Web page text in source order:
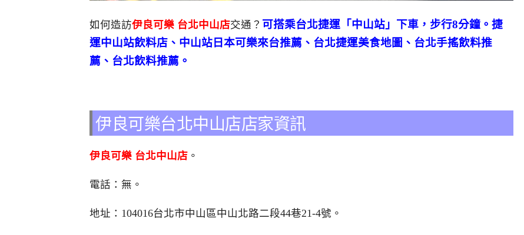
如何造訪伊良可樂 台北中山店交通？ 可搭乘台北捷運「中山站」下車，步行8分鐘。捷
運中山站飲料店、中山站日本可樂來台推薦、台北捷運美食地圖、台北手搖飲料推
薦、台北飲料推薦。
伊良可樂台北中山店店家資訊
伊良可樂 台北中山店 。
電話：無。
地址：104016台北市中山區中山北路二段44巷21-4號。